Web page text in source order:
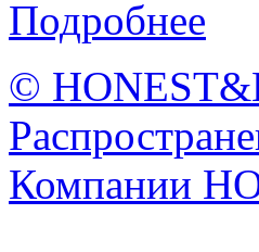
Подробнее
©
Компании